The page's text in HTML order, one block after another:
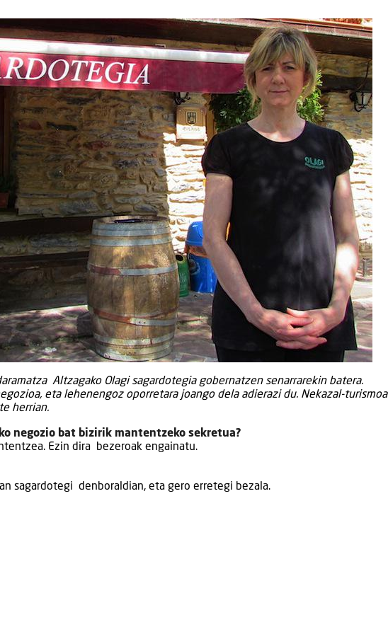
Altzagako Olagi sagardotegia gobernatzen senarrarekin batera.
eta lehenengoz oporretara joango dela adierazi du. Nekazal-turismoa
herrian.
negozio bat bizirik mantentzeko sekretua?
Ezin dira bezeroak engainatu.
sagardotegi denboraldian, eta gero erretegi bezala.